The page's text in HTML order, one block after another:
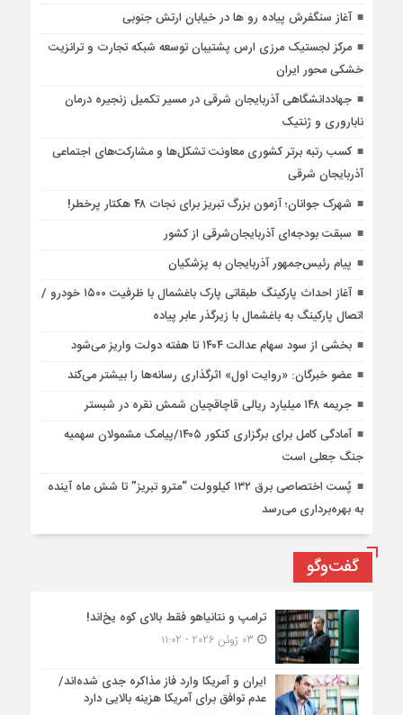
آغاز سنگفرش پیاده رو ها در خیابان ارتش جنوبی
مرکز لجستیک مرزی ارس پشتیبان توسعه شبکه تجارت و ترانزیت
خشکی محور ایران
جهاددانشگاهی آذربایجان شرقی در مسیر تکمیل زنجیره درمان
ناباروری و ژنتیک
کسب رتبه برتر کشوری معاونت تشکل‌ها و مشارکت‌های اجتماعی
آذربایجان شرقی
شهرک جوانان؛ آزمون بزرگ تبریز برای نجات ۴۸ هکتار پرخطر!
سبقت بودجه‌ای آذربایجان‌شرقی از کشور
پیام رئیس‌جمهور آذربایجان به پزشکیان
آغاز احداث پارکینگ طبقاتی پارک باغشمال با ظرفیت ۱۵۰۰ خودرو /
اتصال پارکینگ به باغشمال با زیرگذر عابر پیاده
بخشی از سود سهام عدالت ۱۴۰۴ تا هفته دولت واریز می‌شود
عضو خبرگان: «روایت اول» اثرگذاری رسانه‌ها را بیشتر می‌کند
جریمه ۱۴۸ میلیارد ریالی قاچاقچیان شمش نقره در شبستر
آمادگی کامل برای برگزاری کنکور ۱۴۰۵/پیامک مشمولان سهمیه
جنگ جعلی است
پُست اختصاصی برق ۱۳۲ کیلوولت “مترو تبریز” تا شش ماه آینده
به بهره‌برداری می‌رسد
گفت‌وگو
ترامپ و نتانیاهو فقط بالای کوه یخ‌اند!
ایران و آمریکا وارد فاز مذاکره جدی شده‌اند/
عدم توافق برای آمریکا هزینه بالایی دارد